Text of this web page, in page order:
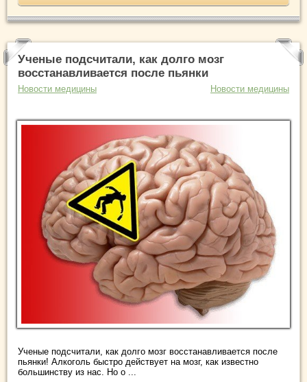
Ученые подсчитали, как долго мозг
восстанавливается после пьянки
Новости медицины Новости медицины
Ученые подсчитали, как долго мозг восстанавливается после
пьянки! Алкоголь быстро действует на мозг, как известно
большинству из нас. Но о ...